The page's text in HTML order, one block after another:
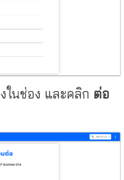
ในช่อง และคลิก ต่อ